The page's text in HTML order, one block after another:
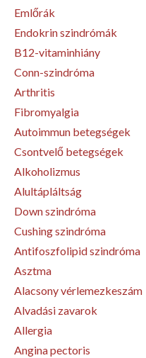
Emlőrák
Endokrin szindrómák
B12-vitaminhiány
Conn-szindróma
Arthritis
Fibromyalgia
Autoimmun betegségek
Csontvelő betegségek
Alkoholizmus
Alultápláltság
Down szindróma
Cushing szindróma
Antifoszfolipid szindróma
Asztma
Alacsony vérlemezkeszám
Alvadási zavarok
Allergia
Angina pectoris